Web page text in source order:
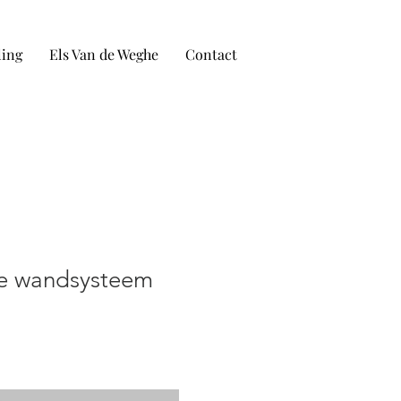
Els Van de Weghe Contact
wandsysteem